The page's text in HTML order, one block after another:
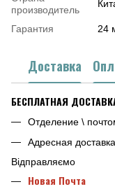
производитель
Гарантия 24
Доставка
БЕСПЛАТНАЯ
Отделение \
Адресная доставка
Відправляємо
Новая Почта